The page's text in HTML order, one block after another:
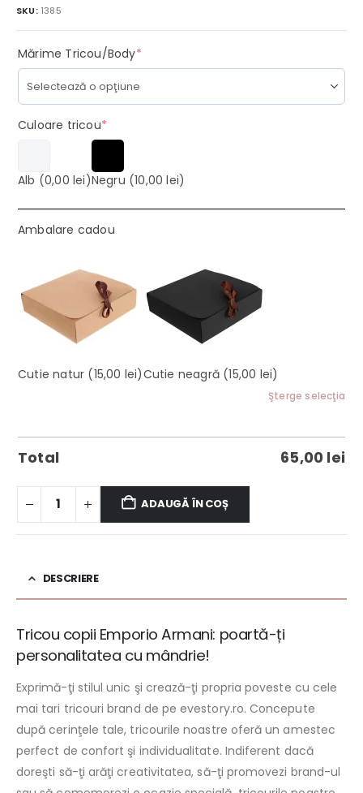
SKU: 1385
Mărime Tricou/Body*(required)
Culoare tricou*(required)
Alb (0,00 lei)Negru (10,00 lei)
Ambalare cadou
Cutie natur (15,00 lei)Cutie neagră (15,00 lei)
Şterge selecţia
Total 65,00 lei
ADAUGĂ ÎN COȘ
DESCRIERE
Tricou copii Emporio Armani: poartă-ți
personalitatea cu mândrie!
Exprimă-ţi stilul unic şi crează-ţi propria poveste cu cele
mai tari tricouri brand de pe evestory.ro. Concepute
după cerinţele tale, tricourile noastre oferă un amestec
perfect de confort şi individualitate. Indiferent dacă
doreşti să-ţi arăţi creativitatea, să-ţi promovezi brand-ul